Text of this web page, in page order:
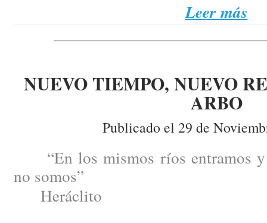
Leer más
NUEVO TIEMPO, NUEVO
ARBO
Publicado el 29 de
“En los mismos ríos entramos y
no somos”
Heráclito